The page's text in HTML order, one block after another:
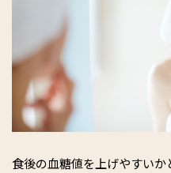
食後の血糖値を上げやすい